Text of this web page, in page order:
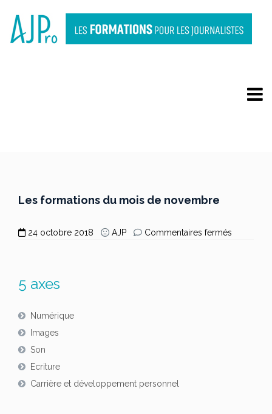
LES FORMATIONS DU MOIS
Les formations du mois de novembre
24 octobre 2018 AJP Commentaires fermés
5 axes
Numérique
Images
Son
Ecriture
Carrière et développement personnel